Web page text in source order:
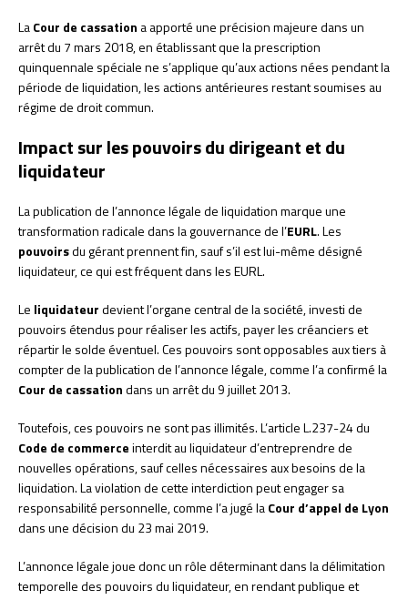
LaCour de cassation a apporté une précision majeure dans un
arrêt du 7 mars 2018, en établissant que la prescription
quinquennale spéciale ne s’applique qu’aux actions nées pendant la
période de liquidation, les actions antérieures restant soumises au
régime de droit commun.
Impact sur les pouvoirs du dirigeant et du
liquidateur
La publication de l’annonce légale de liquidation marque une
transformation radicale dans la gouvernance de l’EURL. Les
pouvoirsdu gérant prennent fin, sauf s’il est lui-même désigné
liquidateur, ce qui est fréquent dans les EURL.
Le liquidateurdevient l’organe central de la société, investi de
pouvoirs étendus pour réaliser les actifs, payer les créanciers et
répartir le solde éventuel. Ces pouvoirs sont opposables aux tiers à
compter de la publication de l’annonce légale, comme l’a confirmé la
Cour de cassationdans un arrêt du 9 juillet 2013.
Toutefois, ces pouvoirs ne sont pas illimités. L’article L.237-24 du
Code de commerceinterdit au liquidateur d’entreprendre de
nouvelles opérations, sauf celles nécessaires aux besoins de la
liquidation. La violation de cette interdiction peut engager sa
responsabilité personnelle, comme l’a jugé laCour d’appel de Lyon
dans une décision du 23 mai 2019.
L’annonce légale joue donc un rôle déterminant dans la délimitation
temporelle des pouvoirs du liquidateur, en rendant publique et